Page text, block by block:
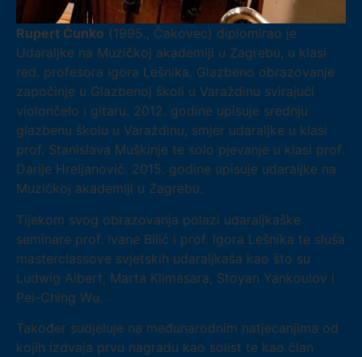
Rupert Čunko (1995., Čakovec) diplomirao je
Udaraljke na Muzičkoj akademiji u Zagrebu, u klasi
red. profesora Igora Lešnika. Glazbeno obrazovanje
započinje u Glazbenoj školi u Varaždinu svirajući
violončelo i gitaru. 2012. godine upisuje srednju
glazbenu školu u Varaždinu, smjer udaraljke u klasi
prof. Stanislava Muškinje te solo pjevanje u klasi prof.
Darije Hreljanović. 2015. godine upisuje udaraljke na
Muzičkoj akademiji u Zagrebu.
Tijekom svog obrazovanja polazi udaraljkaške
seminare prof. Ivane Bilić i prof. Igora Lešnika te sluša
masterclassove svjetskih udaraljkaša kao što su
Ludwig Albert, Marta Klimasara, Stoyan Yankoulov i
Pei-Ching Wu.
Također sudjeluje na međunarodnim natjecanjima od
kojih izdvaja prvu nagradu kao solist te kao član